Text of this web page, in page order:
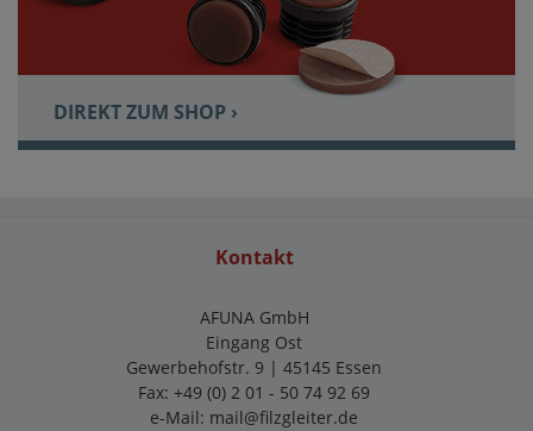
DIREKT ZUM SHOP ›
Kontakt
AFUNA GmbH
Eingang Ost
Gewerbehofstr. 9 | 45145 Essen
Fax: +49 (0) 2 01 - 50 74 92 69
e-Mail: mail@filzgleiter.de